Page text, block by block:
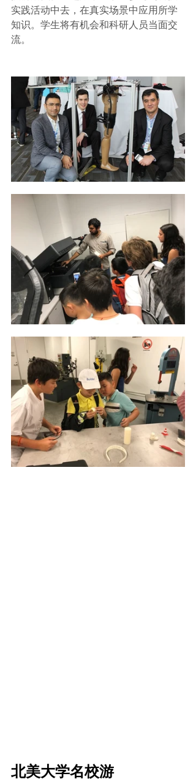
实践活动中去，在真实场景中应用所学
知识。学生将有机会和科研人员当面交
流。
北美大学名校游